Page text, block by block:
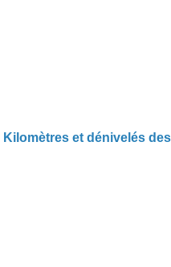
Kilomètres et dénivelés